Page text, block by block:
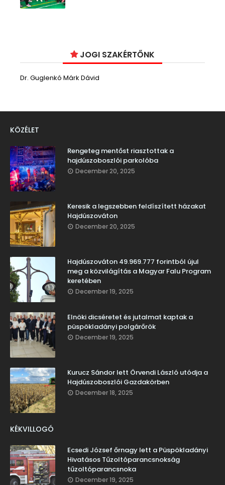
JOGI SZAKÉRTŐNK
Dr. Guglenkó Márk Dávid
KÖZÉLET
Rengeteg mentőst riasztottak a
hajdúszoboszlói parkolóba
December 20, 2025
Keresik a legszebben feldíszített házakat
Hajdúszováton
December 20, 2025
Hajdúszováton 49.969.777 forintból újul
meg a közvilágítás a Magyar Falu Program
keretében
December 19, 2025
Elnöki dicséretet és jutalmat kaptak a
püspökladányi polgárőrök
December 19, 2025
Kurucz Sándor lett Örvendi László utódja a
Hajdúszoboszlói Gazdakörben
December 18, 2025
KÉKVILLOGÓ
Ecsedi József őrnagy lett a Püspökladányi
Hivatásos Tűzoltóparancsnokság
tűzoltóparancsnoka
December 19, 2025